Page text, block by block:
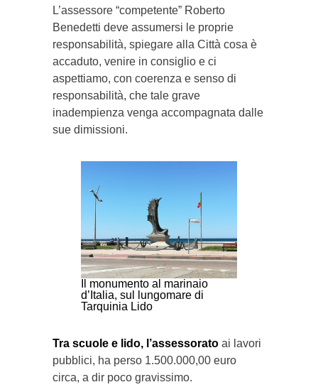
L’assessore “competente” Roberto
Benedetti deve assumersi le proprie
responsabilità, spiegare alla Città cosa è
accaduto, venire in consiglio e ci
aspettiamo, con coerenza e senso di
responsabilità, che tale grave
inadempienza venga accompagnata dalle
sue dimissioni.
Il monumento al marinaio
d’Italia, sul lungomare di
Tarquinia Lido
Tra scuole e lido, l’assessorato ai lavori
pubblici, ha perso 1.500.000,00 euro
circa, a dir poco gravissimo.